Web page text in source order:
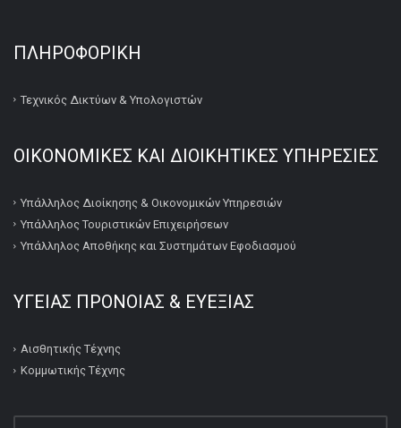
ΠΛΗΡΟΦΟΡΙΚΉ
Τεχνικός Δικτύων & Υπολογιστών
ΟΙΚΟΝΟΜΙΚΕΣ ΚΑΙ ΔΙΟΙΚΗΤΙΚΕΣ ΥΠΗΡΕΣΙΕΣ
Υπάλληλος Διοίκησης & Οικονομικών Υπηρεσιών
Υπάλληλος Τουριστικών Επιχειρήσεων
Υπάλληλος Αποθήκης και Συστημάτων Εφοδιασμού
ΥΓΕΙΑΣ ΠΡΟΝΟΙΑΣ & ΕΥΕΞΙΑΣ
Αισθητικής Τέχνης
Κομμωτικής Τέχνης